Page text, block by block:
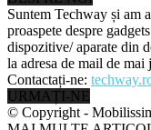
Suntem Techway și am
proaspete despre
dispozitive/ aparate din
la adresa de mail de mai
Contactați-ne:
URMAȚI-NE
© Copyright -